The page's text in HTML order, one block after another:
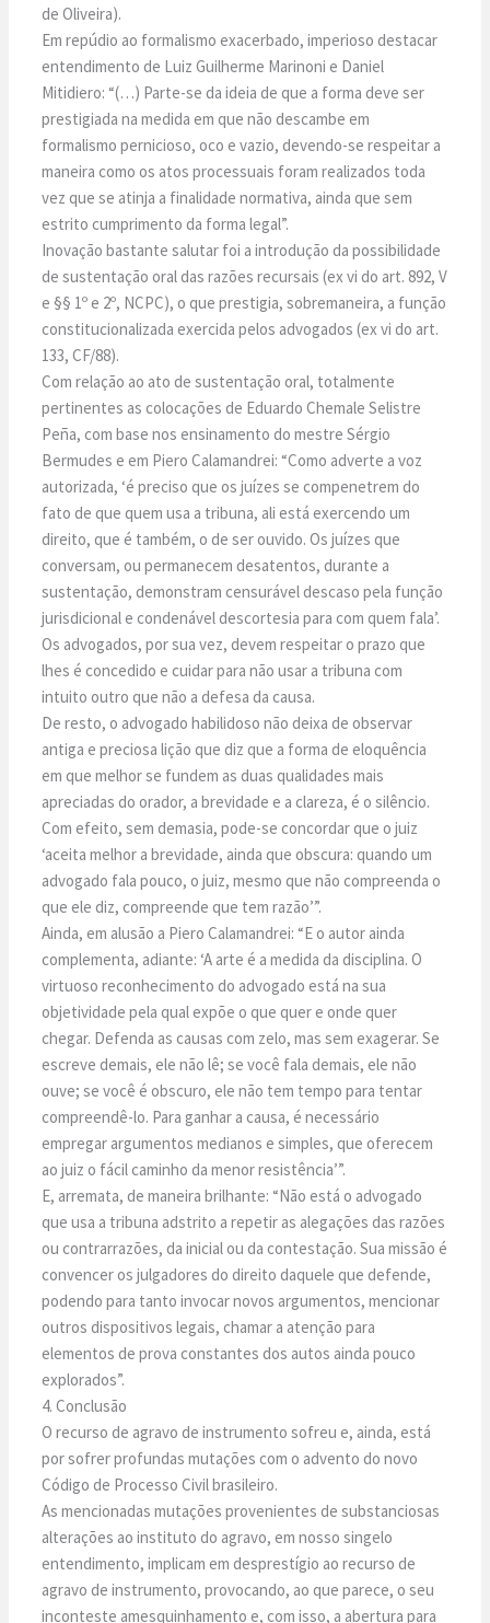
de Oliveira).
Em repúdio ao formalismo exacerbado, imperioso destacar
entendimento de Luiz Guilherme Marinoni e Daniel
Mitidiero: “(…) Parte-se da ideia de que a forma deve ser
prestigiada na medida em que não descambe em
formalismo pernicioso, oco e vazio, devendo-se respeitar a
maneira como os atos processuais foram realizados toda
vez que se atinja a finalidade normativa, ainda que sem
estrito cumprimento da forma legal”.
Inovação bastante salutar foi a introdução da possibilidade
de sustentação oral das razões recursais (ex vi do art. 892, V
e §§ 1º e 2º, NCPC), o que prestigia, sobremaneira, a função
constitucionalizada exercida pelos advogados (ex vi do art.
133, CF/88).
Com relação ao ato de sustentação oral, totalmente
pertinentes as colocações de Eduardo Chemale Selistre
Peña, com base nos ensinamento do mestre Sérgio
Bermudes e em Piero Calamandrei: “Como adverte a voz
autorizada, ‘é preciso que os juízes se compenetrem do
fato de que quem usa a tribuna, ali está exercendo um
direito, que é também, o de ser ouvido. Os juízes que
conversam, ou permanecem desatentos, durante a
sustentação, demonstram censurável descaso pela função
jurisdicional e condenável descortesia para com quem fala’.
Os advogados, por sua vez, devem respeitar o prazo que
lhes é concedido e cuidar para não usar a tribuna com
intuito outro que não a defesa da causa.
De resto, o advogado habilidoso não deixa de observar
antiga e preciosa lição que diz que a forma de eloquência
em que melhor se fundem as duas qualidades mais
apreciadas do orador, a brevidade e a clareza, é o silêncio.
Com efeito, sem demasia, pode-se concordar que o juiz
‘aceita melhor a brevidade, ainda que obscura: quando um
advogado fala pouco, o juiz, mesmo que não compreenda o
que ele diz, compreende que tem razão’”.
Ainda, em alusão a Piero Calamandrei: “E o autor ainda
complementa, adiante: ‘A arte é a medida da disciplina. O
virtuoso reconhecimento do advogado está na sua
objetividade pela qual expõe o que quer e onde quer
chegar. Defenda as causas com zelo, mas sem exagerar. Se
escreve demais, ele não lê; se você fala demais, ele não
ouve; se você é obscuro, ele não tem tempo para tentar
compreendê-lo. Para ganhar a causa, é necessário
empregar argumentos medianos e simples, que oferecem
ao juiz o fácil caminho da menor resistência’”.
E, arremata, de maneira brilhante: “Não está o advogado
que usa a tribuna adstrito a repetir as alegações das razões
ou contrarrazões, da inicial ou da contestação. Sua missão é
convencer os julgadores do direito daquele que defende,
podendo para tanto invocar novos argumentos, mencionar
outros dispositivos legais, chamar a atenção para
elementos de prova constantes dos autos ainda pouco
explorados”.
4. Conclusão
O recurso de agravo de instrumento sofreu e, ainda, está
por sofrer profundas mutações com o advento do novo
Código de Processo Civil brasileiro.
As mencionadas mutações provenientes de substanciosas
alterações ao instituto do agravo, em nosso singelo
entendimento, implicam em desprestígio ao recurso de
agravo de instrumento, provocando, ao que parece, o seu
inconteste amesquinhamento e, com isso, a abertura para